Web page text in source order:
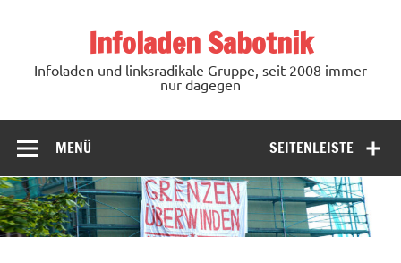
Infoladen Sabotnik
Infoladen und linksradikale Gruppe, seit 2008 immer
nur dagegen
SEITENLEISTE
MENÜ